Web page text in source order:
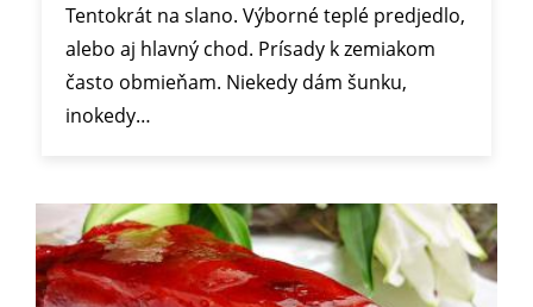
Tentokrát na slano. Výborné teplé predjedlo,
alebo aj hlavný chod. Prísady k zemiakom
často obmieňam. Niekedy dám šunku,
inokedy…